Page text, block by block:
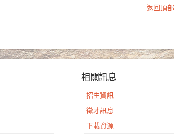
返回頂部
相關訊息
招生資訊
徵才訊息
下載資源